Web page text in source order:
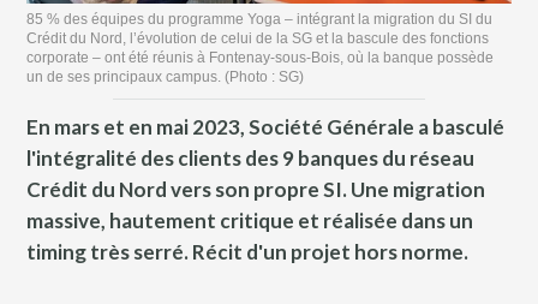
85 % des équipes du programme Yoga – intégrant la migration du SI du
Crédit du Nord, l’évolution de celui de la SG et la bascule des fonctions
corporate – ont été réunis à Fontenay-sous-Bois, où la banque possède
un de ses principaux campus. (Photo : SG)
En mars et en mai 2023, Société Générale a basculé
l'intégralité des clients des 9 banques du réseau
Crédit du Nord vers son propre SI. Une migration
massive, hautement critique et réalisée dans un
timing très serré. Récit d'un projet hors norme.